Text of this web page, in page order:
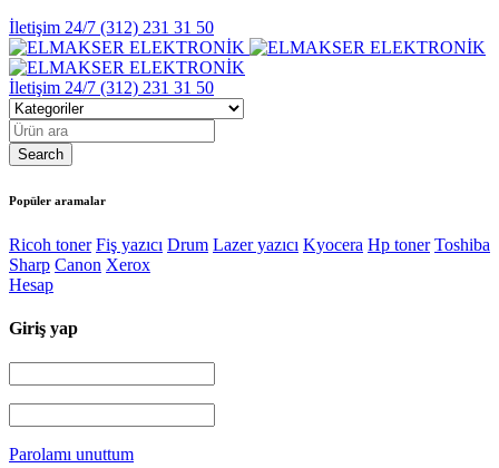
İletişim 24/7 (312) 231 31 50
İletişim 24/7 (312) 231 31 50
Popüler aramalar
Ricoh toner Fiş yazıcı Drum Lazer yazıcı Kyocera Hp toner Toshiba
Sharp Canon Xerox
Hesap
Giriş yap
Parolamı unuttum